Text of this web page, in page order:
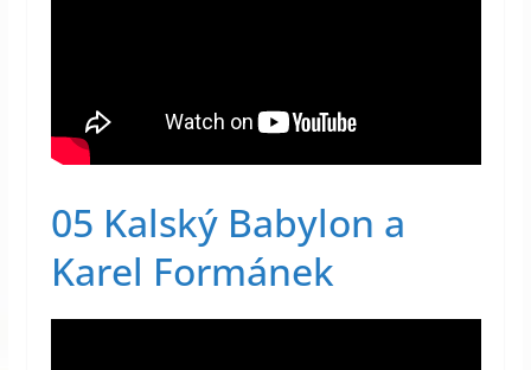
05 Kalský Babylon a
Karel Formánek